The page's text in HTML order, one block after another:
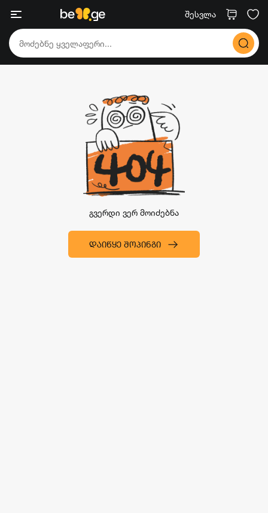
შესვლა
გვერდი ვერ მოიძებნა
ᲓᲐᲘᲬᲧᲔ ᲨᲝᲞᲘᲜᲒᲘ